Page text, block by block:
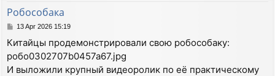
Робособака
P
s
t
13 Apr 2026 15:19
Китайцы продемонстрировали свою робособаку:
робо0302707b0457a67.jpg
И выложили крупный видеоролик по её практическому